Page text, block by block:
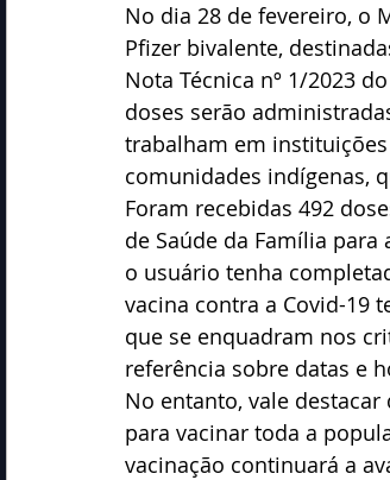
No dia 28 de fevereiro, o
Pfizer bivalente,
Nota Técnica nº 1/2023
doses serão
trabalham em
comunidades indígenas,
Foram recebidas 492
de Saúde da Família
o usuário tenha
vacina contra a Covid-19
que se enquadram nos
referência sobre datas e
No entanto, vale
para vacinar toda a
vacinação continuará a